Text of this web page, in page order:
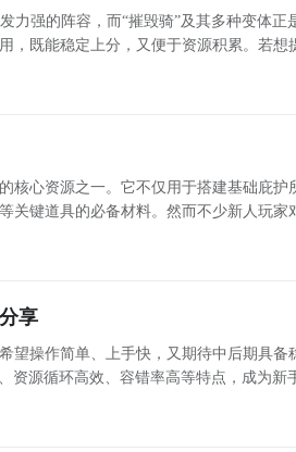
力强的阵容，而“摧毁骑”及其多种变体正
，既能稳定上分，又便于资源积累。若想
核心资源之一。它不仅用于搭建基础庇护
关键道具的必备材料。然而不少新人玩家
享
望操作简单、上手快，又期待中后期具备
资源循环高效、容错率高等特点，成为新